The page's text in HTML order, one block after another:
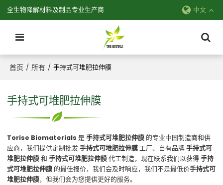
全生物降解材料及制品专业生产商 中文
首页 / 所有 / 手持式可堆肥拉伸膜
手持式可堆肥拉伸膜
Torise Biomaterials 是手持式可堆肥拉伸膜 的专业中国制造商和供
应商，我们提供定制批发手持式可堆肥拉伸膜工厂、自有品牌手持式可
堆肥拉伸膜和手持式可堆肥拉伸膜代工制造，现在联系我们以获得手持
式可堆肥拉伸膜 的最佳报价，我们会及时响应，我们不是最低价手持式可
堆肥拉伸膜，但我们会为您提供更好的服务。